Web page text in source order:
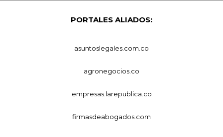
PORTALES ALIADOS:
asuntoslegales.com.co
agronegocios.co
empresas.larepublica.co
firmasdeabogados.com